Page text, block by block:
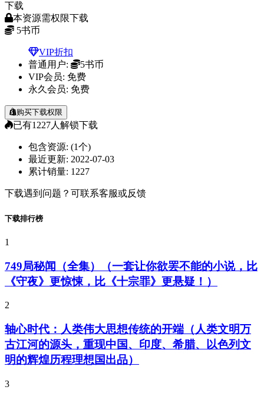
下载
本资源需权限下载
5书币
VIP折扣
普通用户:
5书币
VIP会员: 免费
永久会员: 免费
购买下载权限
已有1227人解锁下载
包含资源: (1个)
最近更新: 2022-07-03
累计销量: 1227
下载遇到问题？可联系客服或反馈
下载排行榜
1
749局秘闻（全集）（一套让你欲罢不能的小说，比
《守夜》更惊悚，比《十宗罪》更悬疑！）
2
轴心时代：人类伟大思想传统的开端（人类文明万
古江河的源头，重现中国、印度、希腊、以色列文
明的辉煌历程理想国出品）
3